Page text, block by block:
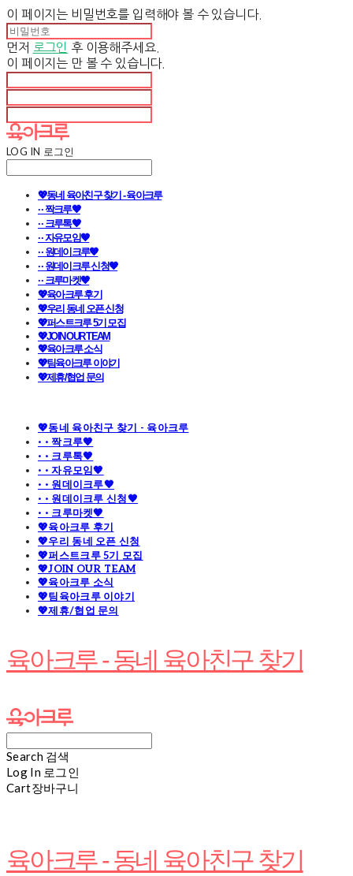
이 페이지는 비밀번호를 입력해야 볼 수 있습니다.
먼저 로그인 후 이용해주세요.
이 페이지는 만 볼 수 있습니다.
LOG IN 로그인
💖동네 육아친구 찾기 - 육아크루
· · 짝크루🧡
· · 크루톡🧡
· · 자유모임🧡
· · 원데이크루🧡
· · 원데이크루 신청🧡
· · 크루마켓🧡
💖육아크루 후기
💖우리 동네 오픈 신청
💖퍼스트크루 5기 모집
💖JOIN OUR TEAM
💖육아크루 소식
💖팀육아크루 이야기
💖제휴/협업 문의
💖동네 육아친구 찾기 - 육아크루
· · 짝크루🧡
· · 크루톡🧡
· · 자유모임🧡
· · 원데이크루🧡
· · 원데이크루 신청🧡
· · 크루마켓🧡
💖육아크루 후기
💖우리 동네 오픈 신청
💖퍼스트크루 5기 모집
💖JOIN OUR TEAM
💖육아크루 소식
💖팀육아크루 이야기
💖제휴/협업 문의
육아크루 - 동네 육아친구 찾기
Search 검색
Log In 로그인
Cart장바구니
육아크루 - 동네 육아친구 찾기